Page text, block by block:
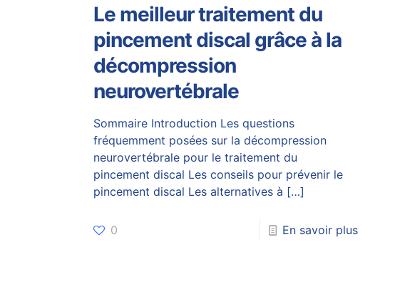
Le meilleur traitement du
pincement discal grâce à la
décompression
neurovertébrale
Sommaire Introduction Les questions
fréquemment posées sur la décompression
neurovertébrale pour le traitement du
pincement discal Les conseils pour prévenir le
pincement discal Les alternatives à […]
0 En savoir plus